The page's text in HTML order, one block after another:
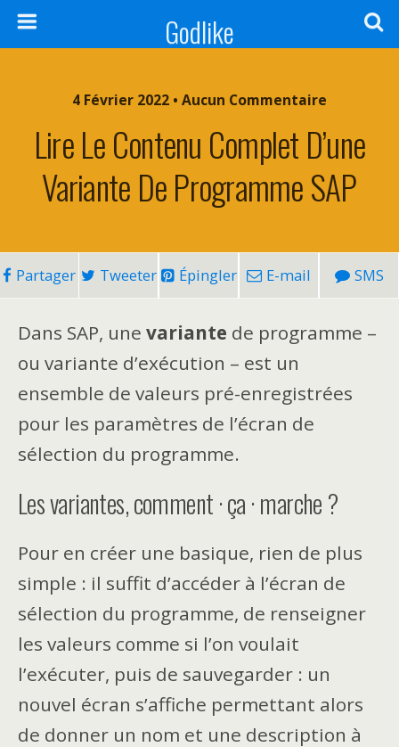
Godlike
4 Février 2022 • Aucun Commentaire
Lire Le Contenu Complet D’une
Variante De Programme SAP
Partager Tweeter Épingler E-mail SMS
Dans SAP, une variante de programme –
ou variante d’exécution – est un
ensemble de valeurs pré-enregistrées
pour les paramètres de l’écran de
sélection du programme.
Les variantes, comment · ça · marche ?
Pour en créer une basique, rien de plus
simple : il suffit d’accéder à l’écran de
sélection du programme, de renseigner
les valeurs comme si l’on voulait
l’exécuter, puis de sauvegarder : un
nouvel écran s’affiche permettant alors
de donner un nom et une description à